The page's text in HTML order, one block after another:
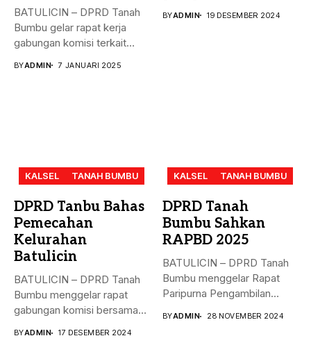
BATULICIN – DPRD Tanah
Bumbu gelar rapat kerja
gabungan komisi terkait
BYADMIN 7 JANUARI 2025
BYADMIN 19 DESEMBER 2024
KALSEL TANAH BUMBU
DPRD Tanbu Bahas
Pemecahan
Kelurahan
Batulicin
BATULICIN – DPRD Tanah
Bumbu menggelar rapat
gabungan komisi bersama
BYADMIN 17 DESEMBER 2024
KALSEL TANAH BUMBU
DPRD Tanah
Bumbu Sahkan
RAPBD 2025
BATULICIN – DPRD Tanah
Bumbu menggelar Rapat
Paripurna Pengambilan
BYADMIN 28 NOVEMBER 2024